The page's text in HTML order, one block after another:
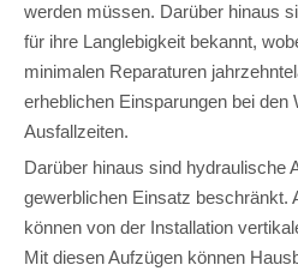
werden müssen. Darüber hinaus
für ihre Langlebigkeit bekannt,
minimalen Reparaturen
erheblichen Einsparungen bei den
Ausfallzeiten.
Darüber hinaus sind hydraulische
gewerblichen Einsatz beschränkt.
können von der Installation
Mit diesen Aufzügen können